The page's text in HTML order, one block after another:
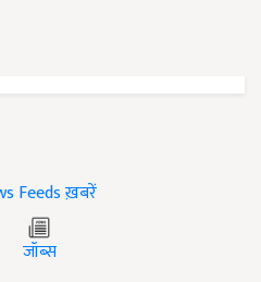
ख़बरें
जॉब्स